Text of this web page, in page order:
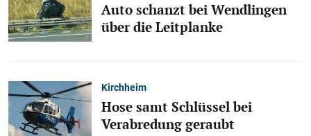
Auto schanzt bei Wendlingen
über die Leitplanke
Kirchheim
Hose samt Schlüssel bei
Verabredung geraubt